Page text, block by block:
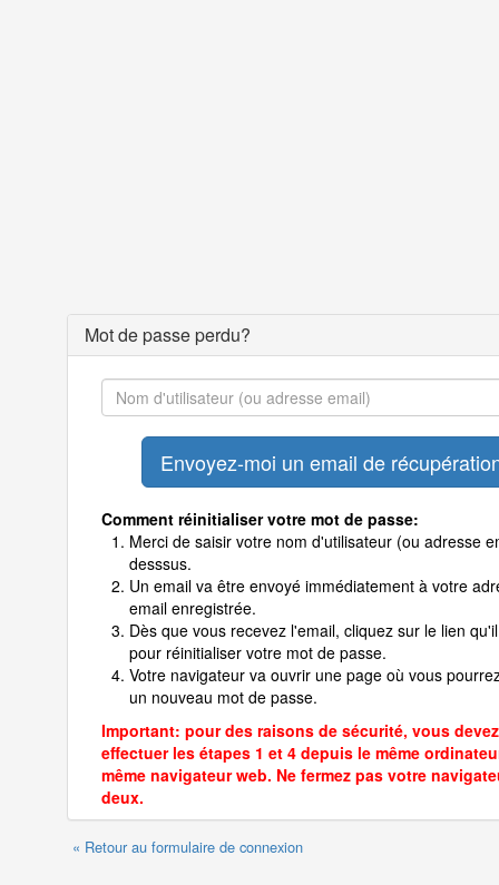
Mot de passe perdu?
Comment réinitialiser votre mot de passe:
Merci de saisir votre nom d'utilisateur (ou adresse
desssus.
Un email va être envoyé immédiatement à votre
email enregistrée.
Dès que vous recevez l'email, cliquez sur le lien
pour réinitialiser votre mot de passe.
Votre navigateur va ouvrir une page où vous
un nouveau mot de passe.
Important: pour des raisons de sécurité, vous devez
effectuer les étapes 1 et 4 depuis le même
même navigateur web. Ne fermez pas votre
deux.
« Retour au formulaire de connexion